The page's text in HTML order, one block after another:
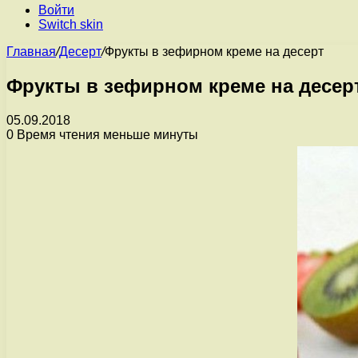
Войти
Switch skin
Главная/Десерт/Фрукты в зефирном креме на десерт
Фрукты в зефирном креме на
05.09.2018
0 Время чтения меньше минуты